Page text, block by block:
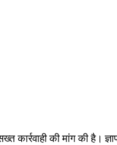
कार्रवाही की मांग की है।